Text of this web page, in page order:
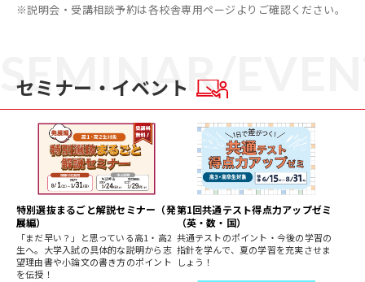
※説明会・受講相談予約は各校舎専用ページよりご確認ください。
セミナー・イベント
SEMINAR/
特別選抜まるごと解説セミナー（発
展編）
「まだ早い？」と思っている高1・高2
生へ。大学入試の具体的な説明から志
望理由書や小論文の書き方のポイント
を伝授！
第1回共通テスト得点力アップゼミ
（英・数・国）
共通テストのポイント・今後の学習の
指針を学んで、夏の学習を充実させま
しょう！